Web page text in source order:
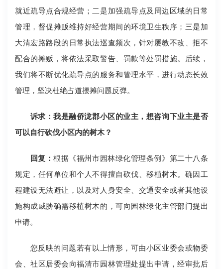
就近疏导点合规经营；二是加强疏导点及周边区域的日常
管理，督促摊贩维持好经营期间的环境卫生秩序；三是加
大清宏路路段的日常执法巡查频次，针对屡教不改、拒不
配合的摊贩，将依法采取警告、罚款等处罚措施。后续，
我们将不断优化疏导点的服务和管理水平，进行动态长效
管理，坚决杜绝占道摆摊问题反弹。
诉求：我是融侨泷郡小区的业主，想咨询下业主是否
可以自行砍伐小区内的树木？
回复：根据《福州市园林绿化管理条例》第二十八条
规定，任何单位和个人不得擅自砍伐、移植树木。确因工
程建设无法避让，以及对人身安全、交通安全或者其他设
施构成威胁确需移植树木的，可向园林绿化主管部门提出
申请。
您反映的问题若有以上情形，可由小区业委会或物委
会、社区居委会向福清市园林管理处提出申请，经审批后